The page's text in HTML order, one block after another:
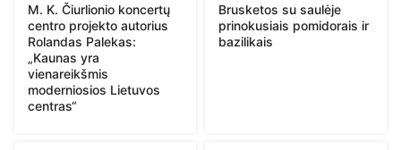
M. K. Čiurlionio koncertų
centro projekto autorius
Rolandas Palekas:
„Kaunas yra
vienareikšmis
moderniosios Lietuvos
centras“
Brusketos su saulėje
prinokusiais pomidorais ir
bazilikais